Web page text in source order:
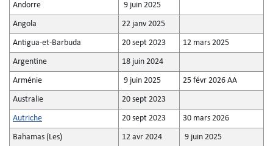
Andorre 9 juin 2025
Angola 22 janv 2025
Antigua-et-Barbuda 20 sept 2023 12 mars 2025
Argentine 18 juin 2024
Arménie 9 juin 2025 25 févr 2026 AA
Australie 20 sept 2023
Autriche 20 sept 2023 30 mars 2026
Bahamas (Les) 12 avr 2024 9 juin 2025